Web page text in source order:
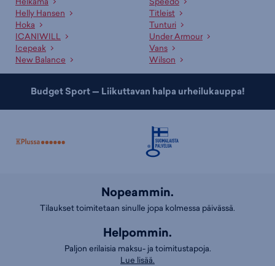
Helly Hansen
Hoka
ICANIWILL
Icepeak
New Balance
Titleist
Tunturi
Under Armour
Vans
Wilson
Budget Sport — Liikuttavan halpa urheilukauppa!
Nopeammin.
Tilaukset toimitetaan sinulle jopa kolmessa päivässä.
Helpommin.
Paljon erilaisia maksu- ja toimitustapoja.
Lue lisää.